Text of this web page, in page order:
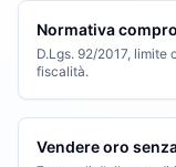
Normativa
D.Lgs. 92/2017,
fiscalità.
Vendere oro